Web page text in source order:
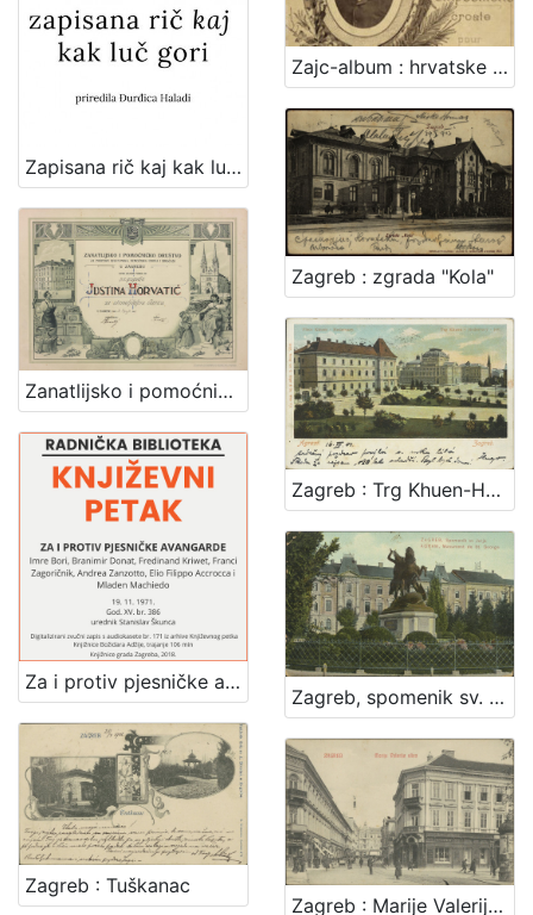
Zapisana rič kaj kak luč gori : zajednička zbirka poezije članova Udruge "Vladimir Maleković" / priredila Đurđica Haladi ; [tekstovi o pjesnicima Snježana Zrinjan]
Zanatlijsko i pomoćničko društvo za podporu bolestnika, nemoćnika, udova i siročadi
Zajc-album : hrvatske skladbe za glasovir
Za i protiv pjesničke avangarde : Književni petak, dvorana u Novinarskom domu, 19. 11. 1971., br. 386 / Imre Bori, Branimir Donat, Ferdinand Kriwet, Vagn Steen, Franci Zagoričnik, Andrea Zanzotto, Ellio Philoppo Accrocca i Mladen Machiedo ; urednik Stanislav Škunca
Zagreb : zgrada "Kola"
Zagreb : Tuškanac
Zagreb : Trg Khuen-Hedervary-jev = Agram : Place Khuen-Hedervary
Zagreb, spomenik sv. Jurja = Agram, monument de St. George
Zagreb : Marije Valerije ulica